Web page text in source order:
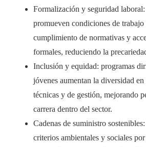
Formalización y seguridad
promueven condiciones de trabajo
cumplimiento de normativas y
formales, reduciendo la
Inclusión y equidad: programas
jóvenes aumentan la diversidad
técnicas y de gestión, mejorando
carrera dentro del sector.
Cadenas de suministro
criterios ambientales y sociales